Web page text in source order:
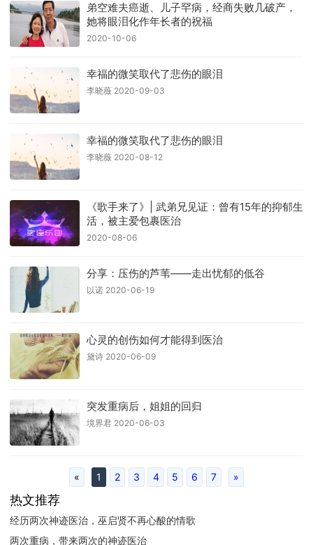
弟空难夫癌逝、儿子罕病，经商失败几破产，
她将眼泪化作年长者的祝福
2020-10-06
幸福的微笑取代了悲伤的眼泪
李晓薇 2020-09-03
幸福的微笑取代了悲伤的眼泪
李晓薇 2020-08-12
《歌手来了》| 武弟兄见证：曾有15年的抑郁生
活，被主爱包裹医治
2020-08-06
分享：压伤的芦苇——走出忧郁的低谷
以诺 2020-06-19
心灵的创伤如何才能得到医治
黛诗 2020-06-09
突发重病后，姐姐的回归
境界君 2020-06-03
« 1 2 3 4 5 6 7 »
热文推荐
经历两次神迹医治，巫启贤不再心酸的情歌
两次重病，带来两次的神迹医治